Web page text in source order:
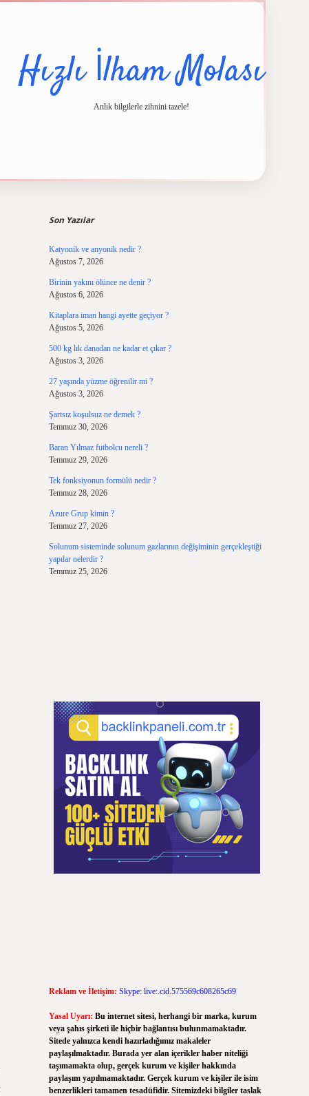
Hızlı İlham Molası
Anlık bilgilerle zihnini tazele!
Son Yazılar
Katyonik ve anyonik nedir ?
Ağustos 7, 2026
Birinin yakını ölünce ne denir ?
Ağustos 6, 2026
Kitaplara iman hangi ayette geçiyor ?
Ağustos 5, 2026
500 kg lık danadan ne kadar et çıkar ?
Ağustos 3, 2026
27 yaşında yüzme öğrenilir mi ?
Ağustos 3, 2026
Şartsız koşulsuz ne demek ?
Temmuz 30, 2026
Baran Yılmaz futbolcu nereli ?
Temmuz 29, 2026
Tek fonksiyonun formülü nedir ?
Temmuz 28, 2026
Azure Grup kimin ?
Temmuz 27, 2026
Solunum sisteminde solunum gazlarının değişiminin gerçekleştiği
yapılar nelerdir ?
Temmuz 25, 2026
Reklam ve İletişim: Skype: live:.cid.575569c608265c69
Yasal Uyarı: Bu internet sitesi, herhangi bir marka, kurum
veya şahıs şirketi ile hiçbir bağlantısı bulunmamaktadır.
Sitede yalnızca kendi hazırladığımız makaleler
paylaşılmaktadır. Burada yer alan içerikler haber niteliği
taşımamakta olup, gerçek kurum ve kişiler hakkında
paylaşım yapılmamaktadır. Gerçek kurum ve kişiler ile isim
benzerlikleri tamamen tesadüfidir. Sitemizdeki bilgiler taslak